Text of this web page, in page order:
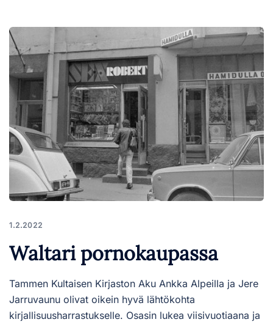
1.2.2022
Waltari pornokaupassa
Tammen Kultaisen Kirjaston Aku Ankka Alpeilla ja Jere
Jarruvaunu olivat oikein hyvä lähtökohta
kirjallisuusharrastukselle. Osasin lukea viisivuotiaana ja